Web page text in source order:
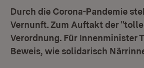
Durch die Corona-Pandemie
Vernunft. Zum Auftakt der
Verordnung. Für Innenminister
Beweis, wie solidarisch